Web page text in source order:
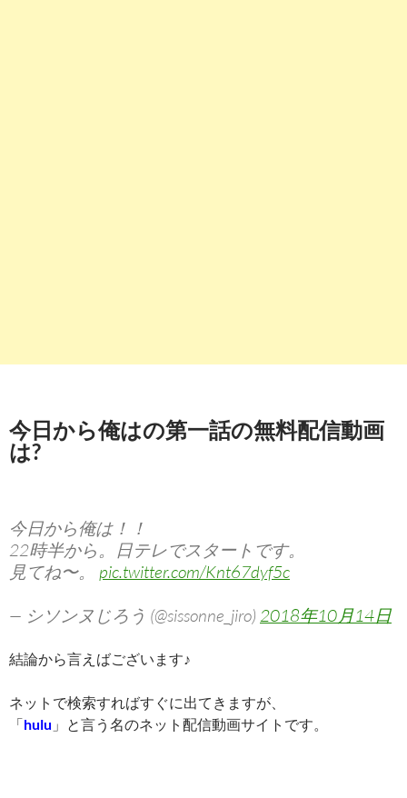
今日から俺はの第一話の無料配信動画
は?
今日から俺は！！
22時半から。日テレでスタートです。
見てね〜。 pic.twitter.com/Knt67dyf5c
— シソンヌじろう (@sissonne_jiro) 2018年10月14日
結論から言えばございます♪
ネットで検索すればすぐに出てきますが、
「hulu 」と言う名のネット配信動画サイトです。